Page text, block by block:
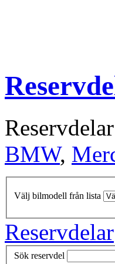
BMW,
Välj bilmodell från lista
Reservdelar
Sök reservdel